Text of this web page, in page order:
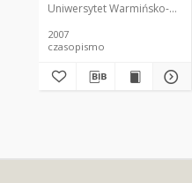
Uniwersytet Warmińsko-
2007
czasopismo